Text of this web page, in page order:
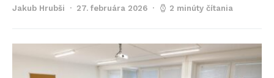
Jakub Hrubši 27. februára 2026 2 minúty čítania